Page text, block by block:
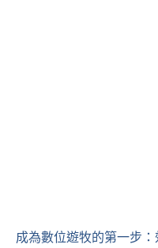
成為數位遊牧的第一步